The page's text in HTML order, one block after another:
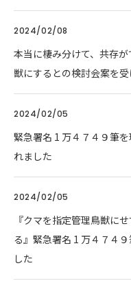
2024/02/08
本当に棲み分けて、共存
獣にするとの検討会案を
2024/02/05
緊急署名 1 万４７４９筆
れました
2024/02/05
『クマを指定管理鳥獣に
る』緊急署名 1 万４７４
した